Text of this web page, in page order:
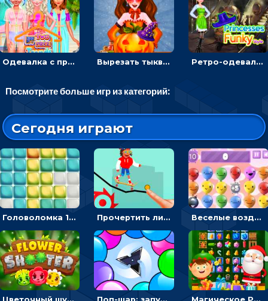
Одевалка с принцессами на пляже Вырезать тыкву и одевать Харли Квинн - одевалка с карвингом Ретро-одевалка: Принцессы преображаются в стиле фанк
Посмотрите больше игр из категорий:
Сегодня играют
Головоломка 10х10 Прочертить линию, чтобы проехать на скейте, через преграды к финишу - для мальчиков Веселые воздушные шары: соедини одноцветные в линию